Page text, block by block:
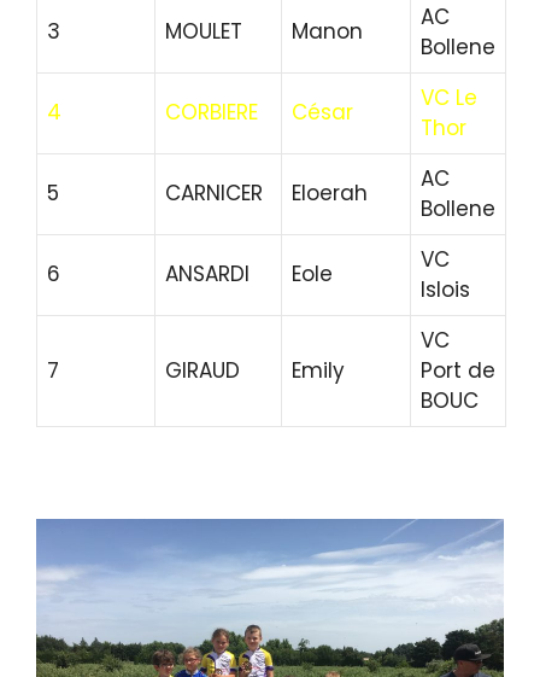
3 MOULET Manon
AC
Bollene
4 CORBIERE César
VC Le
Thor
5 CARNICER Eloerah
AC
Bollene
6 ANSARDI Eole
VC
Islois
7 GIRAUD Emily
VC
Port de
BOUC